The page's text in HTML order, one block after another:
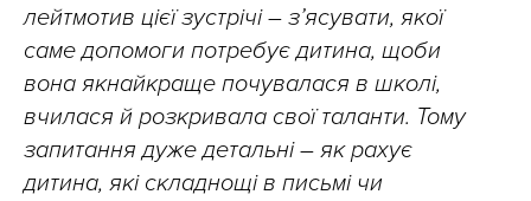
лейтмотив цієї зустрічі – з’ясувати, якої
саме допомоги потребує дитина, щоби
вона якнайкраще почувалася в школі,
вчилася й розкривала свої таланти. Тому
запитання дуже детальні – як рахує
дитина, які складнощі в письмі чи